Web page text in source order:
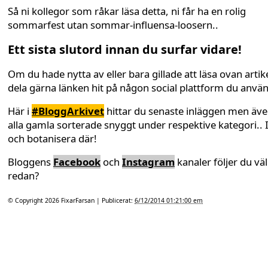
Så ni kollegor som råkar läsa detta, ni får ha en rolig
sommarfest utan sommar-influensa-loosern..
Ett sista slutord innan du surfar vidare!
Om du hade nytta av eller bara gillade att läsa ovan
dela gärna länken hit på någon social plattform du
Här i #BloggArkivet hittar du senaste inläggen men
alla gamla sorterade snyggt under respektive kategori..
och botanisera där!
Bloggens Facebookoch Instagram kanaler följer du väl
redan?
© Copyright 2026 FixarFarsan | Publicerat: 6/12/2014 01:21:00 em